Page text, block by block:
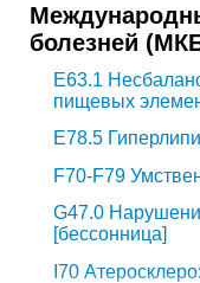
болезней
E63.1
пищевых
E78.5
F70-F79
G47.0
[бессонница]
I70